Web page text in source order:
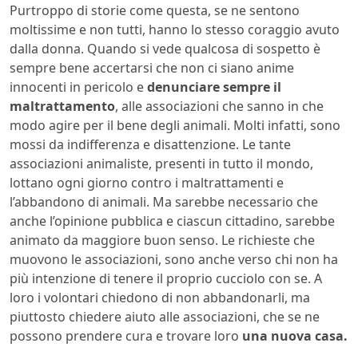
Purtroppo di storie come questa, se ne sentono
moltissime e non tutti, hanno lo stesso coraggio avuto
dalla donna. Quando si vede qualcosa di sospetto è
sempre bene accertarsi che non ci siano anime
innocenti in pericolo edenunciare sempre il
maltrattamento, alle associazioni che sanno in che
modo agire per il bene degli animali. Molti infatti, sono
mossi da indifferenza e disattenzione. Le tante
associazioni animaliste, presenti in tutto il mondo,
lottano ogni giorno contro i maltrattamenti e
l’abbandono di animali. Ma sarebbe necessario che
anche l’opinione pubblica e ciascun cittadino, sarebbe
animato da maggiore buon senso. Le richieste che
muovono le associazioni, sono anche verso chi non ha
più intenzione di tenere il proprio cucciolo con se. A
loro i volontari chiedono di non abbandonarli, ma
piuttosto chiedere aiuto alle associazioni, che se ne
possono prendere cura e trovare loro una nuova casa.